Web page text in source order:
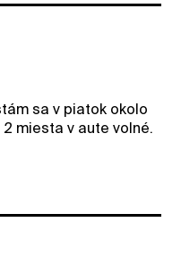
sa v piatok okolo
miesta v aute volné.